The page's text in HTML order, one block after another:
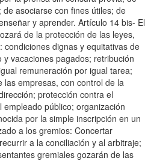
asociarse con fines útiles; de
y aprender. Artículo 14 bis- El
de la protección de las leyes,
dignas y equitativas de
vacaciones pagados; retribución
remuneración por igual tarea;
las empresas, con control de la
protección contra el
público; organización
por la simple inscripción en un
a los gremios: Concertar
a la conciliación y al arbitraje;
gremiales gozarán de las